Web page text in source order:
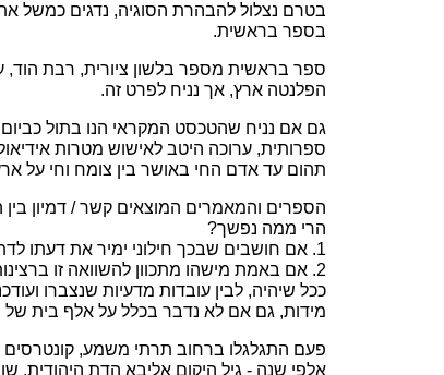
בטרם נצלול להבהרת הסוגיה, נדגים כמשל
בספר בראשית.
ספר בראשית מספר בלשון ציורית, רבת הוד,
הפלנטה ארץ, אך נניח לפרט זה.
גם אם נניח שהטכסט המקראי הנו בתול כביום
ספרותית, ערוכה היטב לאישוש מטרות
תהום עד אדם החי באושר בין צומח וחי על
הספרים והמאמרים המוצאים קשר / דמיון
הרי ממה נפשך?
1. אם חושבים שבכך חילוני ימיר את דעתו לדת - הרי זו סתם מיסיונריות דמגוגית נמוכת רוח של ממש, שיש להקיאה מתוכנו.
2. אם באמת מישהו מתכוון להשוואה זו
ככל שיהיה, לבין עובדות מדעיות שנצברו
מידות, גם אם לא נדבר בכלל על אלף בית של
פעם התגלגלו ברחוב תרתי משמע,
אלפי שנה - גיל היקום אליבא הדת היהודית.